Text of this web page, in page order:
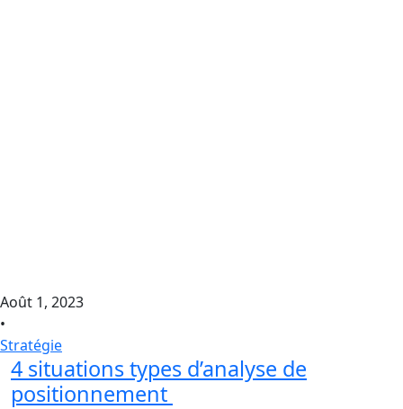
Août 1, 2023
•
Stratégie
4 situations types d’analyse de
positionnement